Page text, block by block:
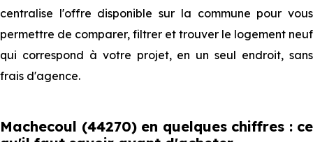
centralise l'offre disponible sur la commune pour vous
permettre de comparer, filtrer et trouver le logement neuf
qui correspond à votre projet, en un seul endroit, sans
frais d'agence.
Machecoul (44270) en quelques chiffres : ce